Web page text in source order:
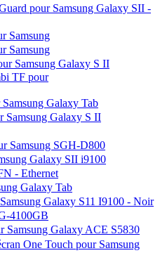
pour Samsung Galaxy SII -
Samsung
Samsung
Samsung Galaxy S II
TF pour
Galaxy Tab
Samsung Galaxy S II
Samsung SGH-D800
Galaxy SII i9100
- Ethernet
Galaxy Tab
Galaxy S11 I9100 - Noir
4100GB
Samsung Galaxy ACE S5830
One Touch pour Samsung